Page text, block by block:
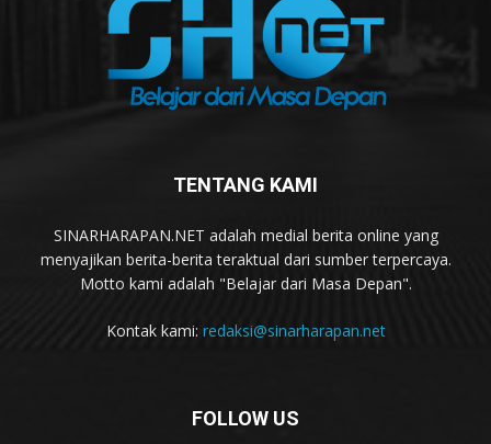
TENTANG KAMI
SINARHARAPAN.NET adalah medial berita online yang
menyajikan berita-berita teraktual dari sumber terpercaya.
Motto kami adalah "Belajar dari Masa Depan".
Kontak kami: redaksi@sinarharapan.net
FOLLOW US